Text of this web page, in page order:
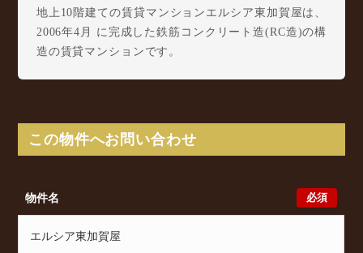
地上10階建ての賃貸マンションエルシア東加賀屋は、
2006年4月 に完成した鉄筋コンクリート造(RC造)の構
造の賃貸マンションです。
分 からアクセスが可能となっております。
エルシア東加賀屋の最新の空室状況のご確認をはじ
ションをお探しでしたら、ぜひ大阪分譲賃貸Classical
までお気軽にお問い合わせください。大阪分譲賃貸
ンライン相談も受け付けております。また、希望の条
この物件へお問い合わせ
必須
物件名